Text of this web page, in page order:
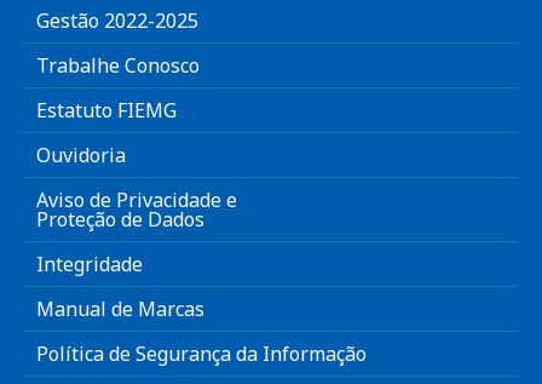
Gestão 2022-2025
Trabalhe Conosco
Estatuto FIEMG
Ouvidoria
Aviso de Privacidade e
Proteção de Dados
Integridade
Manual de Marcas
Política de Segurança da Informação